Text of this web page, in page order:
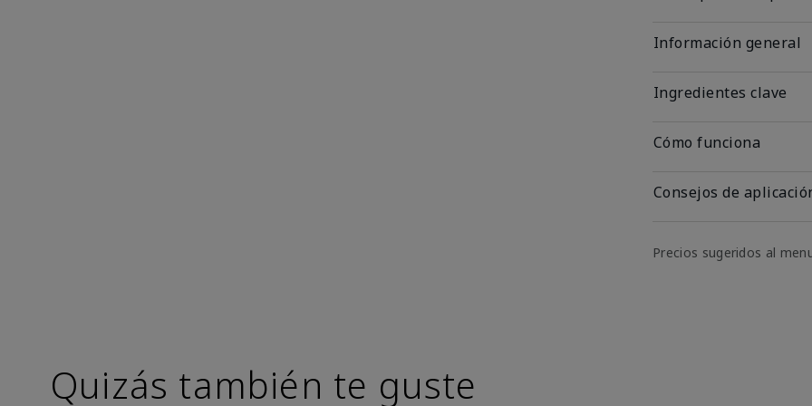
Información general
Ingredientes clave
Cómo funciona
Consejos de
Precios sugeridos al
Quizás también te guste